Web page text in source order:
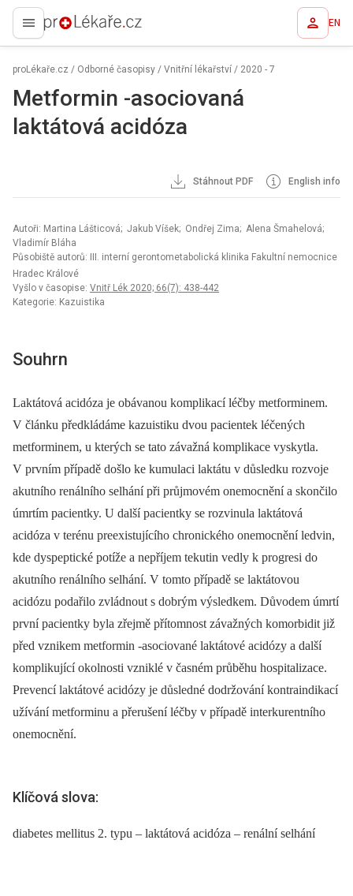
proLékaře.cz EN
proLékaře.cz / Odborné časopisy / Vnitřní lékařství / 2020 - 7
Metformin -asociovaná
laktátová acidóza
Stáhnout PDF English info
Autoři: Martina Lášticová; Jakub Víšek; Ondřej Zima; Alena Šmahelová;
Vladimír Bláha
Působiště autorů: III. interní gerontometabolická klinika Fakultní nemocnice
Hradec Králové
Vyšlo v časopise: Vnitř Lék 2020; 66(7): 438-442
Kategorie: Kazuistika
Souhrn
Laktátová acidóza je obávanou komplikací léčby metforminem.
V článku předkládáme kazuistiku dvou pacientek léčených
metforminem, u kterých se tato závažná komplikace vyskytla.
V prvním případě došlo ke kumulaci laktátu v důsledku rozvoje
akutního renálního selhání při průjmovém onemocnění a skončilo
úmrtím pacientky. U další pacientky se rozvinula laktátová
acidóza v terénu preexistujícího chronického onemocnění ledvin,
kde dyspeptické potíže a nepříjem tekutin vedly k progresi do
akutního renálního selhání. V tomto případě se laktátovou
acidózu podařilo zvládnout s dobrým výsledkem. Důvodem úmrtí
první pacientky byla zřejmě přítomnost závažných komorbidit již
před vznikem metformin -asociované laktátové acidózy a další
komplikující okolnosti vzniklé v časném průběhu hospitalizace.
Prevencí laktátové acidózy je důsledné dodržování kontraindikací
užívání metforminu a přerušení léčby v případě interkurentního
onemocnění.
Klíčová slova:
diabetes mellitus 2. typu – laktátová acidóza – renální selhání